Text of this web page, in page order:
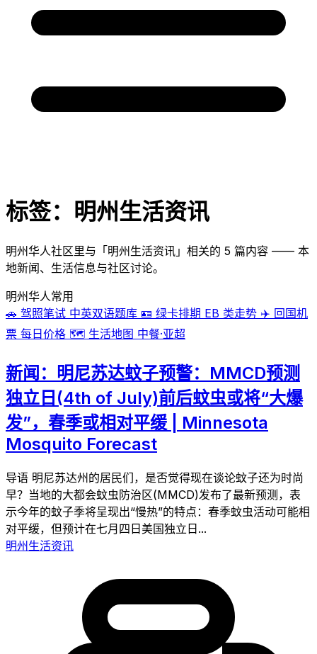
标签：明州生活资讯
明州华人社区里与「明州生活资讯」相关的 5 篇内容 —— 本
地新闻、生活信息与社区讨论。
明州华人常用
🚗 驾照笔试 中英双语题库 🪪 绿卡排期 EB 类走势 ✈️ 回国机
票 每日价格 🗺️ 生活地图 中餐·亚超
新闻：明尼苏达蚊子预警：MMCD预测
独立日(4th of July)前后蚊虫或将“大爆
发”，春季或相对平缓 | Minnesota
Mosquito Forecast
导语 明尼苏达州的居民们，是否觉得现在谈论蚊子还为时尚
早？当地的大都会蚊虫防治区(MMCD)发布了最新预测，表
示今年的蚊子季将呈现出“慢热”的特点：春季蚊虫活动可能相
对平缓，但预计在七月四日美国独立日...
明州生活资讯